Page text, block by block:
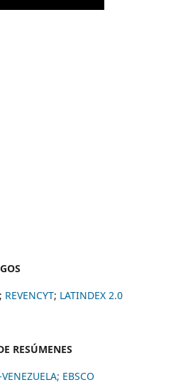
; REVENCYT; LATINDEX 2.0
RESÚMENES
EBSCO